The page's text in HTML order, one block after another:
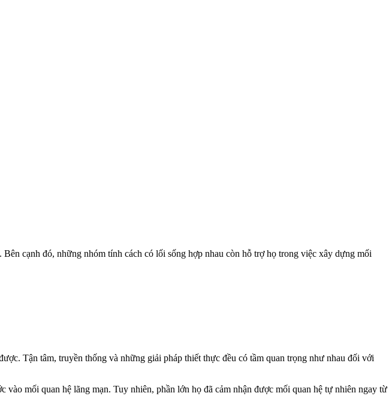
cạnh đó, những nhóm tính cách có lối sống hợp nhau còn hỗ trợ họ trong việc xây dựng mối
Tận tâm, truyền thống và những giải pháp thiết thực đều có tầm quan trọng như nhau đối với
mối quan hệ lãng mạn. Tuy nhiên, phần lớn họ đã cảm nhận được mối quan hệ tự nhiên ngay từ